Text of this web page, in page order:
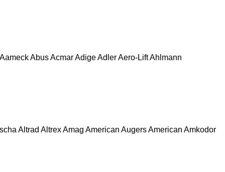
AameckAbusAcmarAdigeAdlerAero-LiftAhlmann
Altrad AltrexAmag American AugersAmerican Amkodor